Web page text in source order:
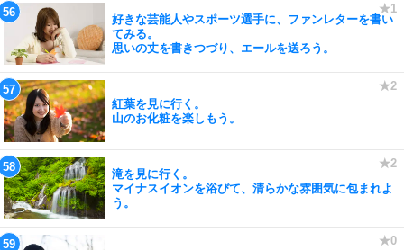
好きな芸能人やスポーツ選手に、ファンレターを書い
てみる。
思いの丈を書きつづり、エールを送ろう。
紅葉を見に行く。
山のお化粧を楽しもう。
滝を見に行く。
マイナスイオンを浴びて、清らかな雰囲気に包まれよ
う。